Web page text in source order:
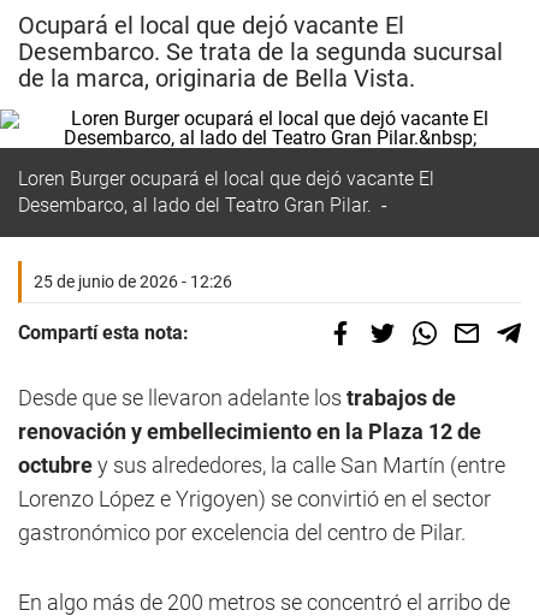
Ocupará el local que dejó vacante El
Desembarco. Se trata de la segunda sucursal
de la marca, originaria de Bella Vista.
Loren Burger ocupará el local que dejó vacante El
Desembarco, al lado del Teatro Gran Pilar.
25 de junio de 2026 - 12:26
Compartí esta nota:
Desde que se llevaron adelante los trabajos de
renovación y embellecimiento en la Plaza 12 de
octubrey sus alrededores, la calle San Martín (entre
Lorenzo López e Yrigoyen) se convirtió en el sector
gastronómico por excelencia del centro de Pilar.
En algo más de 200 metros se concentró el arribo de